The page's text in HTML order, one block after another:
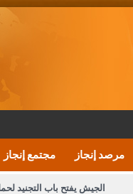
مجتمع إنجاز مرصد إنجاز
الجيش يفتح باب التجنيد